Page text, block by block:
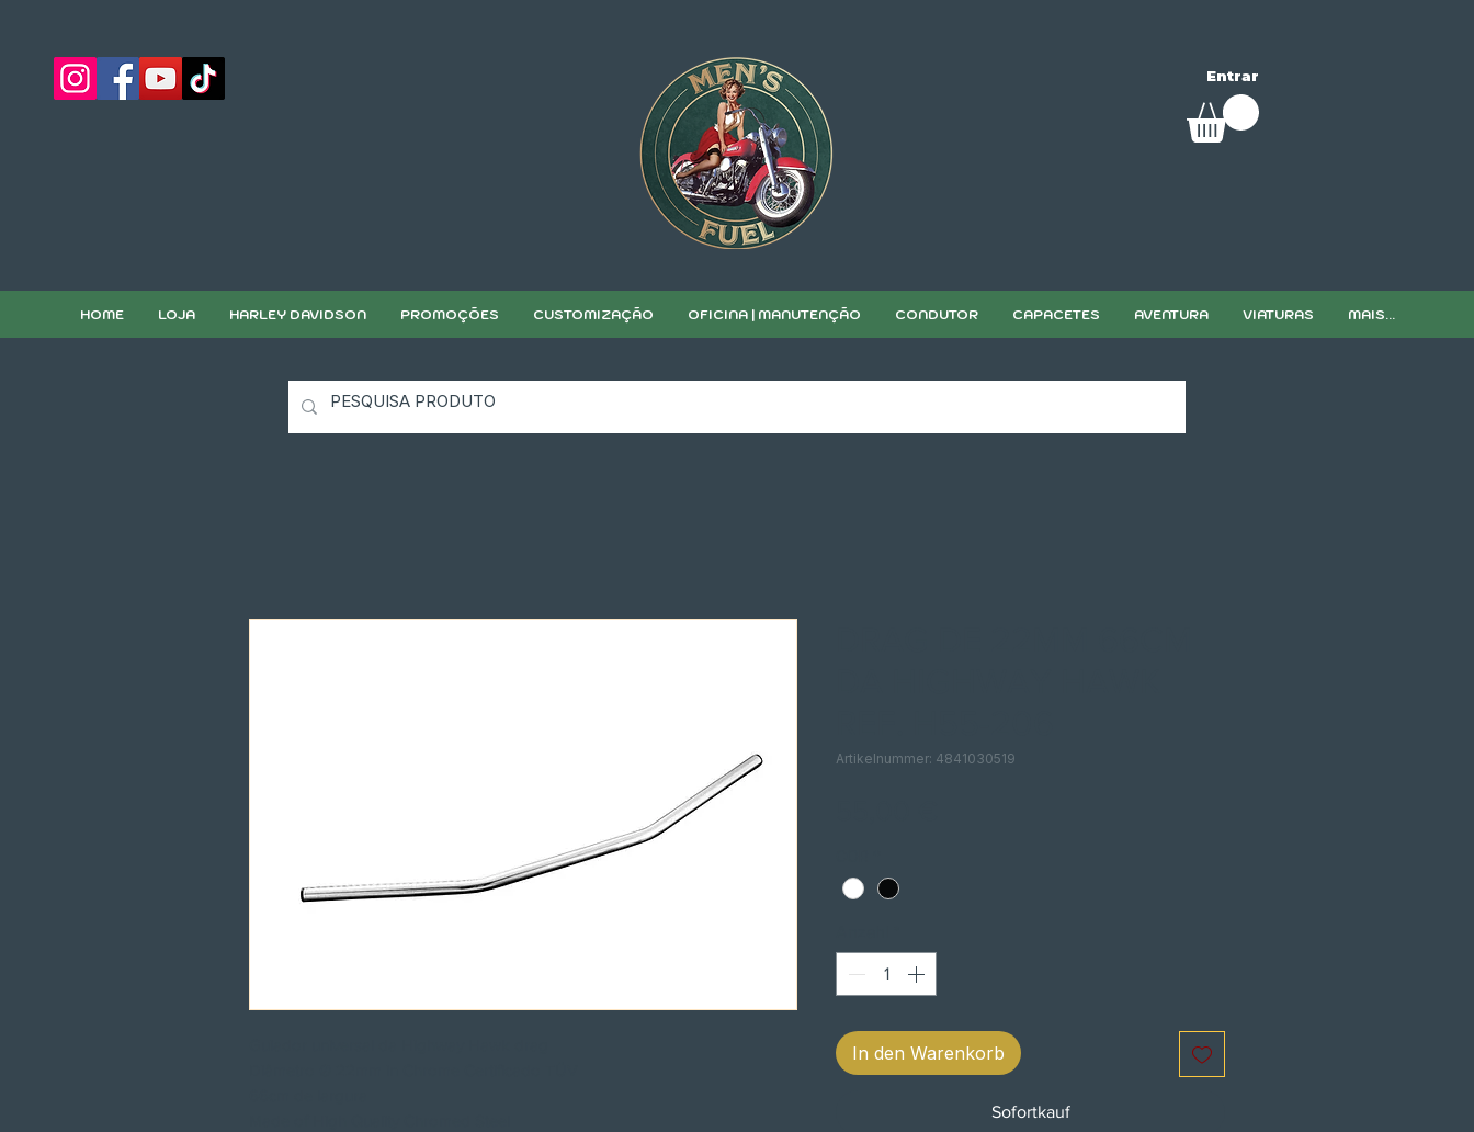
Entrar
HOME LOJA HARLEY DAVIDSON PROMOÇÕES CUSTOMIZAÇÃO OFICINA | MANUTENÇÃO CONDUTOR CAPACETES AVENTURA VIATURAS MAIS...
Artikelnummer: 4841030519
In den Warenkorb
Sofortkauf